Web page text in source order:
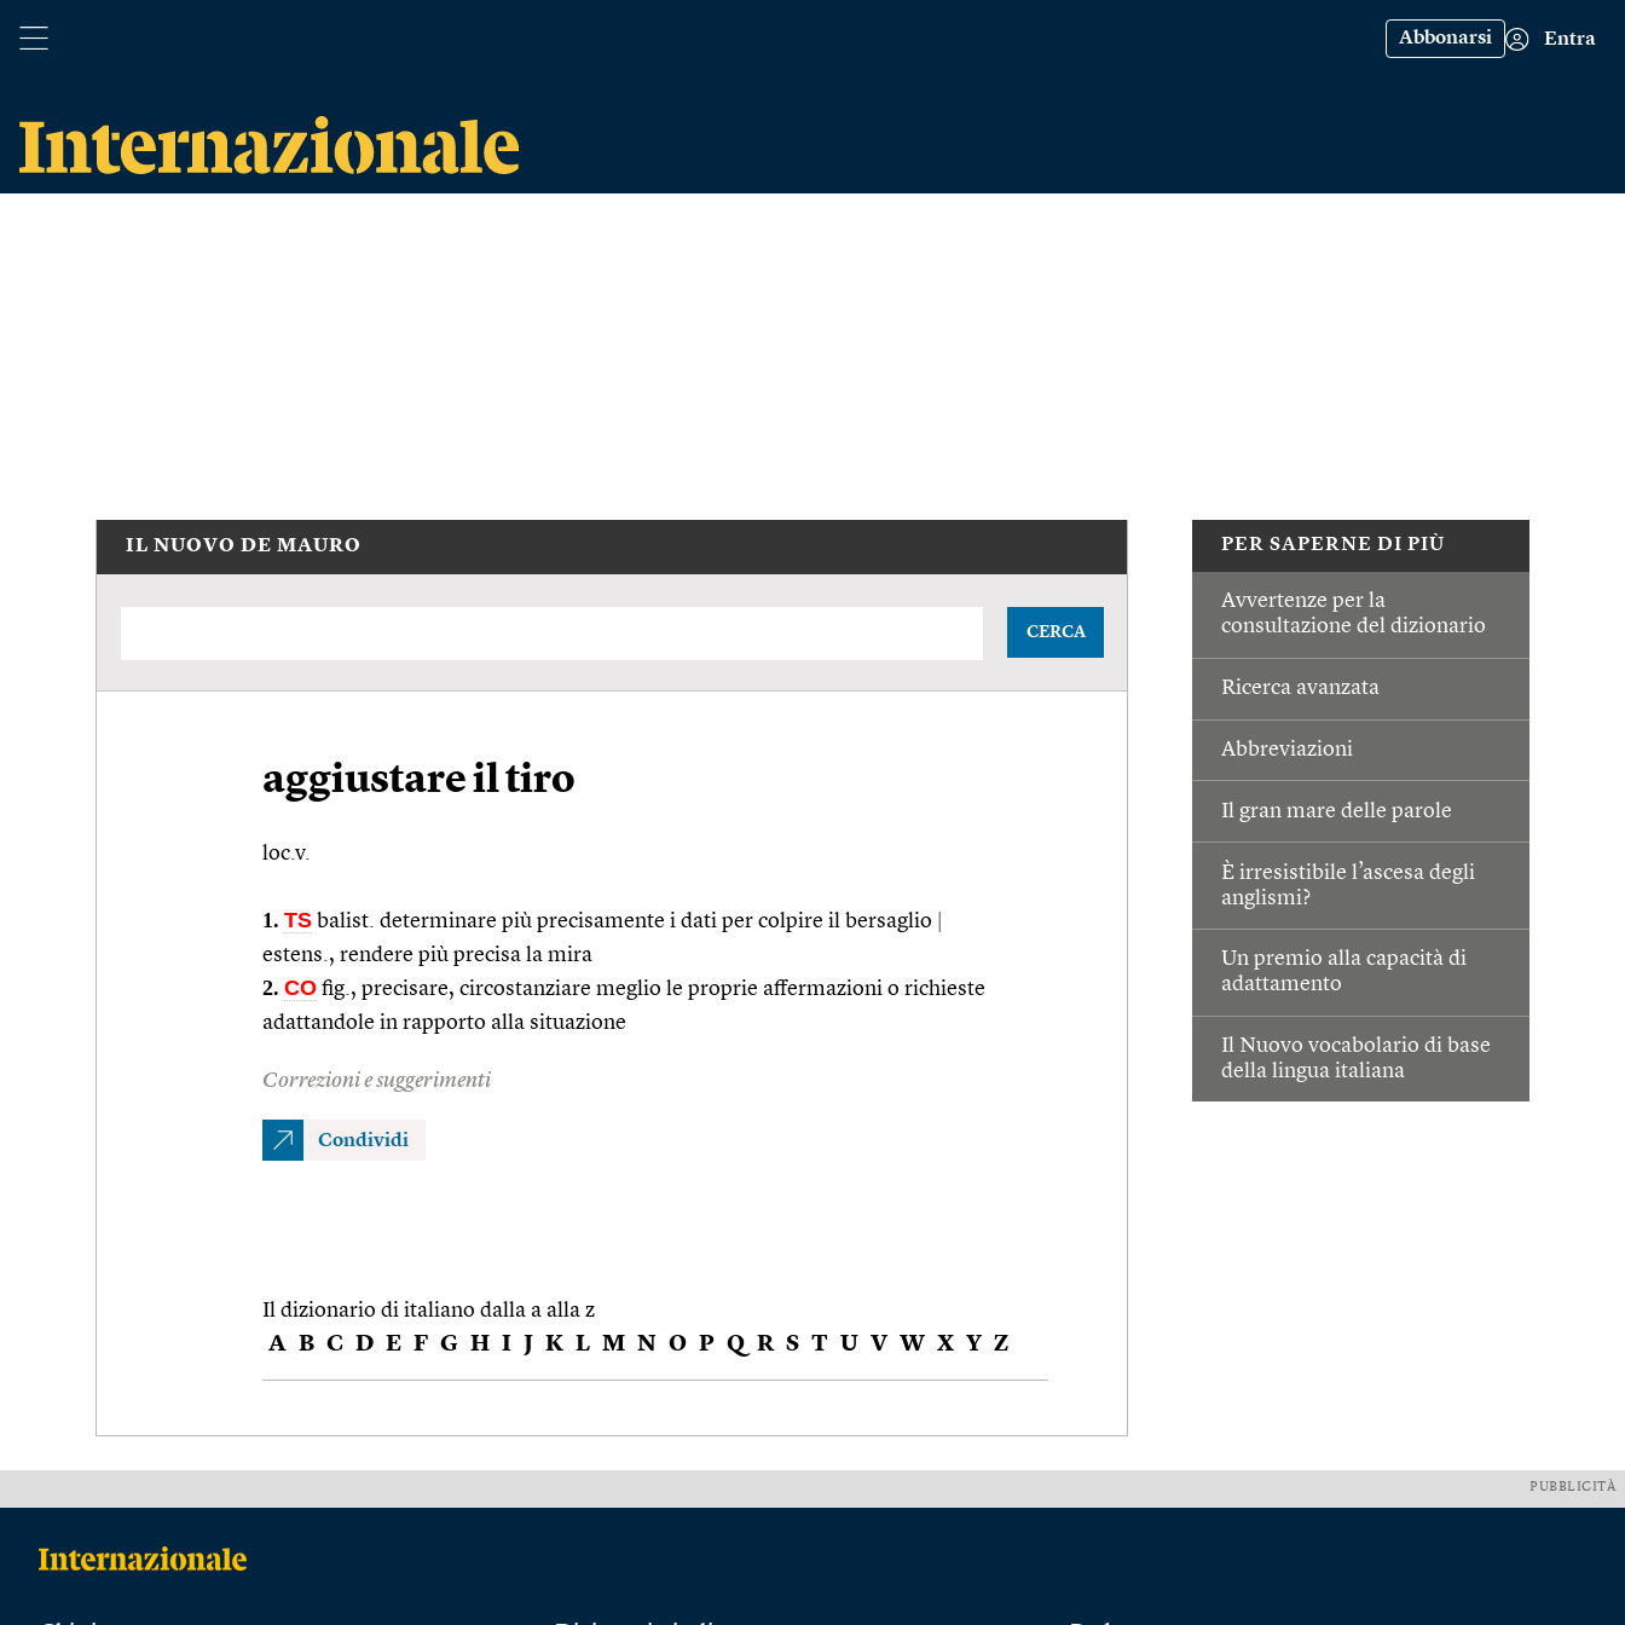
Abbonarsi Entra
PER SAPERNE DI PIÙ
Avvertenze per la
consultazione del dizionario
Ricerca avanzata
Abbreviazioni
Il gran mare delle parole
È irresistibile l’ascesa degli
anglismi?
Un premio alla capacità di
adattamento
Il Nuovo vocabolario di base
della lingua italiana
IL NUOVO DE MAURO
CERCA
aggiustare il tiro
loc.v.
1. TS balist. determinare più precisamente i dati per colpire il bersaglio
estens., rendere più precisa la mira
2. CO fig., precisare, circostanziare meglio le proprie affermazioni o richieste
adattandole in rapporto alla situazione
Correzioni e suggerimenti
Condividi
Il dizionario di italiano dalla a alla z
A B C D E F G H I J K L M N O P Q R S T U V W X Y Z
PUBBLICITÀ